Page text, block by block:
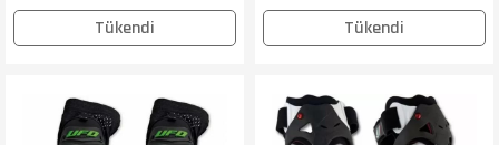
Tükendi Tükendi